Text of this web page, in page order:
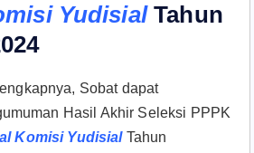
Yudisial Tahun
Sobat dapat
Hasil Akhir Seleksi PPPK
Komisi YudisialTahun